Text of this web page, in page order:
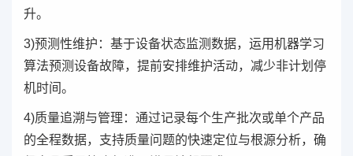
升。
3)预测性维护：基于设备状态监测数据，运用机器学习
算法预测设备故障，提前安排维护活动，减少非计划停
机时间。
4)质量追溯与管理：通过记录每个生产批次或单个产品
的全程数据，支持质量问题的快速定位与根源分析，确